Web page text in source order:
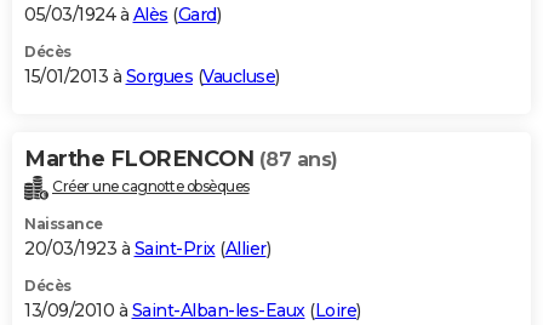
05/03/1924 à Alès (Gard)
Décès
15/01/2013 à Sorgues (Vaucluse)
Marthe FLORENCON (87 ans)
Créer une cagnotte obsèques
Naissance
20/03/1923 à Saint-Prix(Allier)
Décès
13/09/2010 à Saint-Alban-les-Eaux(Loire)